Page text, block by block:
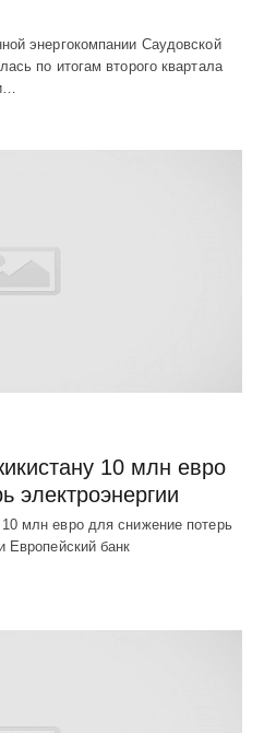
энергокомпании Саудовской
по итогам второго квартала
10 млн евро
электроэнергии
млн евро для снижение потерь
Европейский банк